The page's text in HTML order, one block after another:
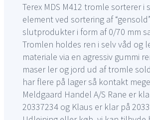
Terex MDS M412 tromle sorterer i
element ved sortering af
slutprodukter i form af 0/70 mm
Tromlen holdes ren i selv våd og
materiale via en agressiv gummi
maser ler og jord ud af tromle
har flere på lager så kontakt
Meldgaard Handel A/S Rane er
20337234 og Klaus er klar på